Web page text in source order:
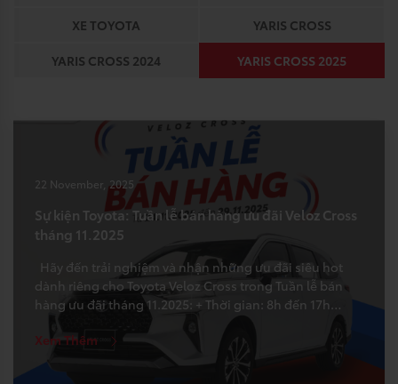
XE TOYOTA
YARIS CROSS
YARIS CROSS 2024
YARIS CROSS 2025
22 November, 2025
Sự kiện Toyota: Tuần lễ bán hàng ưu đãi Veloz Cross
tháng 11.2025
Hãy đến trải nghiệm và nhận những ưu đãi siêu hot
dành riêng cho Toyota Veloz Cross trong Tuần lễ bán
hàng ưu đãi tháng 11.2025: + Thời gian: 8h đến 17h
Showroom Kinh doanh TAF, 15 Bùi Thanh Khiết, KP3, Xã
Tân Nhựt, TPHCM, […]
Xem Thêm